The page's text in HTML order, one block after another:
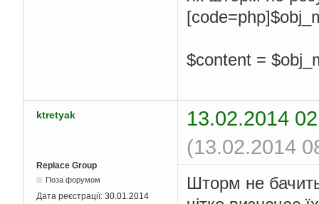
$content =
ktretyak
13.02.2014
(13.02.2014
Replace Group
Поза форумом
Дата реєстрації: 30.01.2014
Шторм не